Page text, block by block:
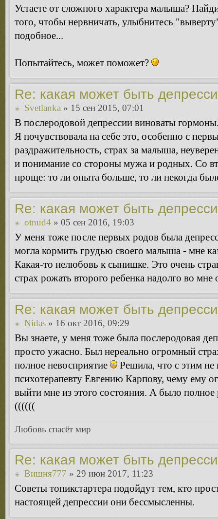
Устаете от сложного характера малыша?
того, чтобы нервничать, улыбнитесь
подобное...
Попытайтесь, может поможет?
Re: какая может быть
Svetlanka » 15 сен 2015, 07:01
В послеродовой депрессии виноваты
Я почувствовала на себе это, особенно с
раздражительность, страх за малыша,
и понимание со стороны мужа и родных. Со
проще: то ли опыта больше, то ли некогда
Re: какая может быть
otnud4 » 05 сен 2016, 19:03
У меня тоже после первых родов была
могла кормить грудью своего малыша - мне
Какая-то нелюбовь к сынишке. Это очень
страх рожать второго ребенка надолго во мне
Re: какая может быть
Nidas » 16 окт 2016, 09:29
Вы знаете, у меня тоже была послеродовая
просто ужасно. Был нереально огромный
полное невосприятие
Решила, что с этим
психотерапевту Евгению Карпову, чему ему
выйти мне из этого состояния. А было
((((((
Любовь спасёт мир
Re: какая может быть
Вишня777 » 29 июн 2017, 11:23
Советы топикстартера подойдут тем, кто
настоящей депрессии они бессмысленны.